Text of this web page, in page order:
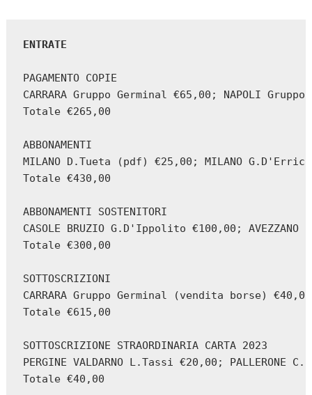
ENTRATE
PAGAMENTO COPIE
CARRARA Gruppo Germinal €65,00; NAPOLI
Totale €265,00
ABBONAMENTI
MILANO D.Tueta (pdf) €25,00; MILANO
Totale €430,00
ABBONAMENTI SOSTENITORI
CASOLE BRUZIO G.D'Ippolito €100,00;
Totale €300,00
SOTTOSCRIZIONI
CARRARA Gruppo Germinal (vendita borse)
Totale €615,00
SOTTOSCRIZIONE STRAORDINARIA CARTA 2023
PERGINE VALDARNO L.Tassi €20,00; PALLERONE
Totale €40,00